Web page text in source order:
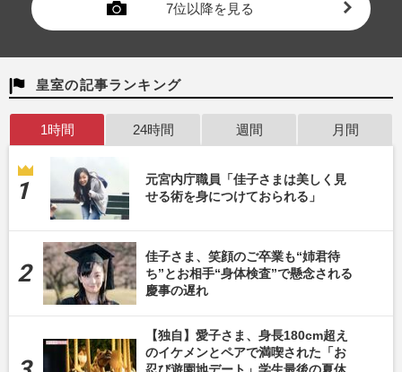
7位以降を見る
皇室の記事ランキング
1時間 24時間 週間 月間
元宮内庁職員「佳子さまは美しく見
せる術を身につけておられる」
佳子さま、笑顔のご卒業も“姉君待
ち”とお相手“身体検査”で懸念される
慶事の遅れ
【独自】愛子さま、身長180cm超え
のイケメンとペアで満喫された「お